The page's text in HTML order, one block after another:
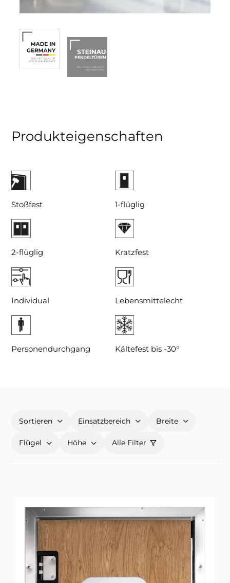
Produkteigenschaften
Stoßfest 1-flüglig
2-flüglig Kratzfest
Individual Lebensmittelecht
Personendurchgang Kältefest bis -30°
Sortieren Einsatzbereich Breite
Flügel Höhe Alle Filter